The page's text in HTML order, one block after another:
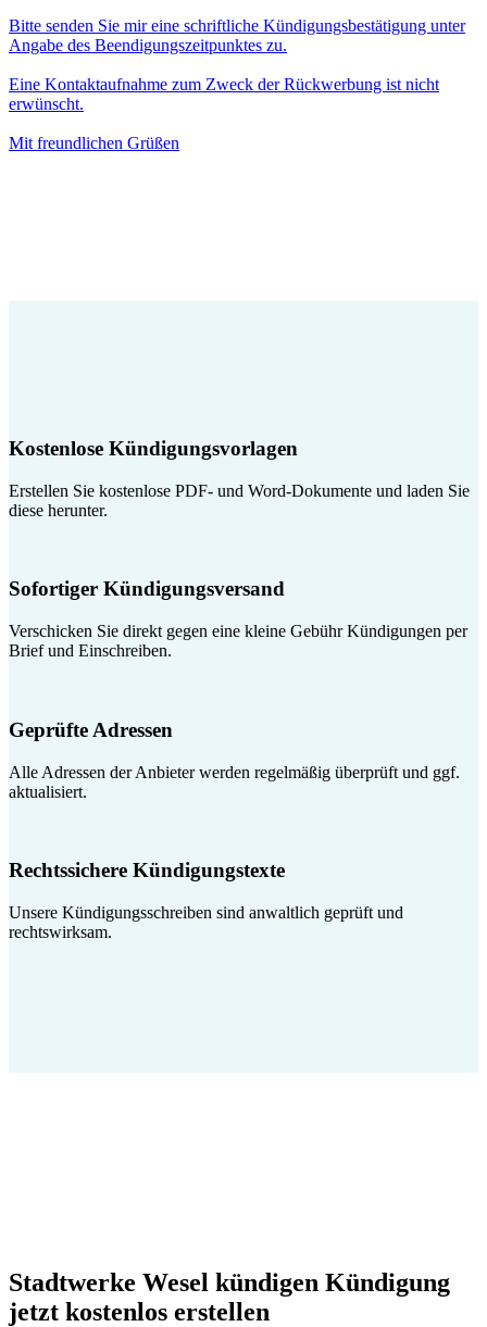
Bitte senden Sie mir eine schriftliche Kündigungsbestätigung unter
Angabe des Beendigungszeitpunktes zu.
Eine Kontaktaufnahme zum Zweck der Rückwerbung ist nicht
erwünscht.
Mit freundlichen Grüßen
Kostenlose Kündigungsvorlagen
Erstellen Sie kostenlose PDF- und Word-Dokumente und laden Sie
diese herunter.
Sofortiger Kündigungsversand
Verschicken Sie direkt gegen eine kleine Gebühr Kündigungen per
Brief und Einschreiben.
Geprüfte Adressen
Alle Adressen der Anbieter werden regelmäßig überprüft und ggf.
aktualisiert.
Rechtssichere Kündigungstexte
Unsere Kündigungsschreiben sind anwaltlich geprüft und
rechtswirksam.
Stadtwerke Wesel kündigen Kündigung
jetzt kostenlos erstellen